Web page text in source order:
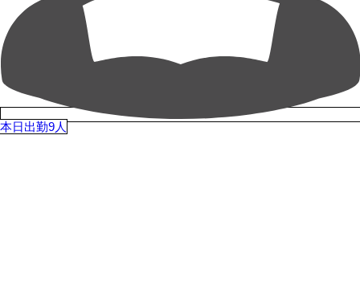
本日出勤9人